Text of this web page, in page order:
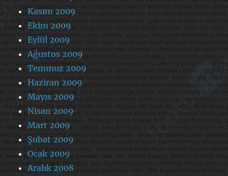
Kasım 2009
Ekim 2009
Eylül 2009
Ağustos 2009
Temmuz 2009
Haziran 2009
Mayıs 2009
Nisan 2009
Mart 2009
Şubat 2009
Ocak 2009
Aralık 2008